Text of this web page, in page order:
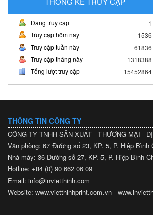
Đang truy cập
1
Truy cập hôm nay
1536
Truy cập tuần này
61836
Truy cập tháng này
1318388
Tổng lượt truy cập
15452864
THÔNG TIN CÔNG TY
CÔNG TY TNHH SẢN XUẤT - THƯƠNG MẠI -
Văn phòng: 67 Đường số 23, KP. 5, P. Hiệp Bình
Nhà máy: 36 Đường số 27, KP. 5, P. Hiệp Bình
Hotline: +84 (0) 90 662 06 09
Email: info@invietthinh.com
Website: www.vietthinhprint.com.vn -